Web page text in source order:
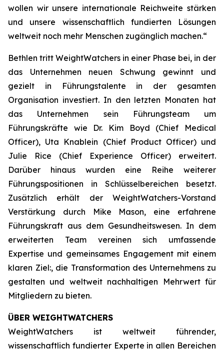
wollen wir unsere internationale Reichweite stärken
und unsere wissenschaftlich fundierten Lösungen
weltweit noch mehr Menschen zugänglich machen.“
Bethlen tritt WeightWatchers in einer Phase bei, in der
das Unternehmen neuen Schwung gewinnt und
gezielt in Führungstalente in der gesamten
Organisation investiert. In den letzten Monaten hat
das Unternehmen sein Führungsteam um
Führungskräfte wie Dr. Kim Boyd (Chief Medical
Officer), Uta Knablein (Chief Product Officer) und
Julie Rice (Chief Experience Officer) erweitert.
Darüber hinaus wurden eine Reihe weiterer
Führungspositionen in Schlüsselbereichen besetzt.
Zusätzlich erhält der WeightWatchers-Vorstand
Verstärkung durch Mike Mason, eine erfahrene
Führungskraft aus dem Gesundheitswesen. In dem
erweiterten Team vereinen sich umfassende
Expertise und gemeinsames Engagement mit einem
klaren Ziel:, die Transformation des Unternehmens zu
gestalten und weltweit nachhaltigen Mehrwert für
Mitgliedern zu bieten.
ÜBER WEIGHTWATCHERS
WeightWatchers ist weltweit führender,
wissenschaftlich fundierter Experte in allen Bereichen